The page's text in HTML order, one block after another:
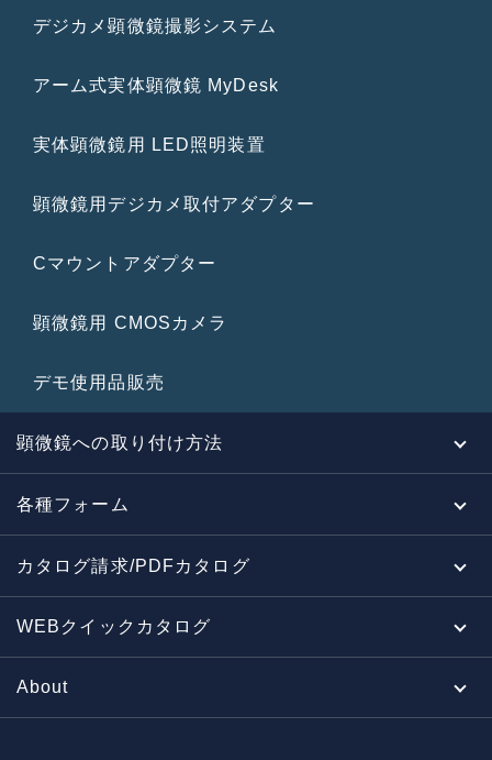
デジカメ顕微鏡撮影システム
アーム式実体顕微鏡 MyDesk
実体顕微鏡用 LED照明装置
顕微鏡用デジカメ取付アダプター
Cマウントアダプター
顕微鏡用 CMOSカメラ
デモ使用品販売
顕微鏡への取り付け方法
各種フォーム
カタログ請求/PDFカタログ
WEBクイックカタログ
About